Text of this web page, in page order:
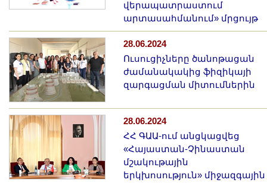
վերապատրաստում
արտասահմանում» մրցույթ
28.06.2024
Ուսուցիչները ծանոթացան
ժամանակակից ֆիզիկայի
զարգացման միտումներին
28.06.2024
ՀՀ ԳԱԱ-ում անցկացվեց
«Հայաստան-Չինաստան
մշակութային
երկխոսություն» միջազգային